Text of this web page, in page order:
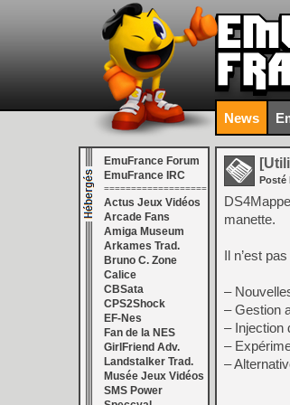
News
EmuFrance Forum
EmuFrance IRC
===================
Actus Jeux Vidéos
Arcade Fans
Amiga Museum
Arkames Trad.
Bruno C. Zone
Calice
CBSata
CPS2Shock
EF-Nes
Fan de la NES
GirlFriend Adv.
Landstalker Trad.
Musée Jeux Vidéos
SMS Power
Posté
manette.
Il n’est
–
– Gestion
– Injection
–
–